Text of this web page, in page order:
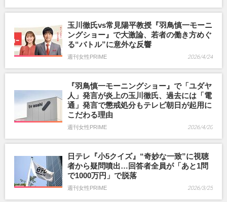
玉川徹氏vs常見陽平教授『羽鳥慎一モーニ
ングショー』で大激論、若者の働き方めぐ
る“バトル”に意外な反響
週刊女性PRIME 2026/4/24
『羽鳥慎一モーニングショー』で「ユダヤ
人」発言が炎上の玉川徹氏、過去には「電
通」発言で懲戒処分もテレビ朝日が起用に
こだわる理由
週刊女性PRIME 2026/4/20
日テレ『小5クイズ』“奇妙な一致”に視聴
者から疑問噴出…回答者全員が「あと1問
で1000万円」で脱落
週刊女性PRIME 2026/3/25